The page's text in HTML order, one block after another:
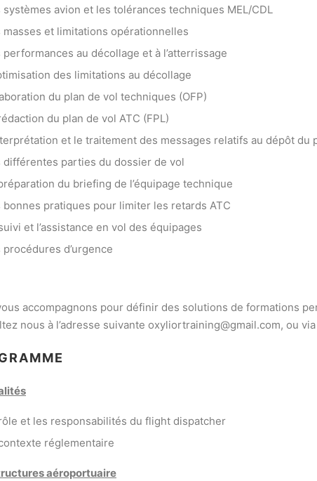
systèmes avion et les tolérances techniques MEL/CDL
masses et limitations opérationnelles
performances au décollage et à l’atterrissage
des limitations au décollage
du plan de vol techniques (OFP)
du plan de vol ATC (FPL)
et le traitement des messages relatifs au dépôt du
différentes parties du dossier de vol
du briefing de l’équipage technique
bonnes pratiques pour limiter les retards ATC
et l’assistance en vol des équipages
procédures d’urgence
accompagnons pour définir des solutions de formations
nous à l’adresse suivante oxyliortraining@gmail.com, ou
et les responsabilités du flight dispatcher
réglementaire
aéroportuaire